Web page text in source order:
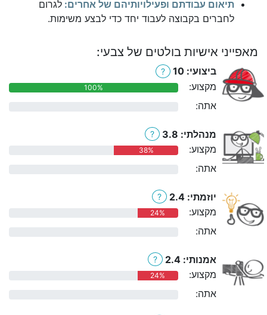
תיאום עבודתם ופעילויותיהם של אחרים: לגרום
לחברים בקבוצה לעבוד יחד כדי לבצע משימות.
מאפייני אישיות בולטים של צבעי:
ביצועי: 10 ?
מקצוע: 100%
אתה:
מנהלתי: 3.8 ?
מקצוע: 38%
אתה:
יוזמתי: 2.4 ?
מקצוע: 24%
אתה:
אמנותי: 2.4 ?
מקצוע: 24%
אתה: